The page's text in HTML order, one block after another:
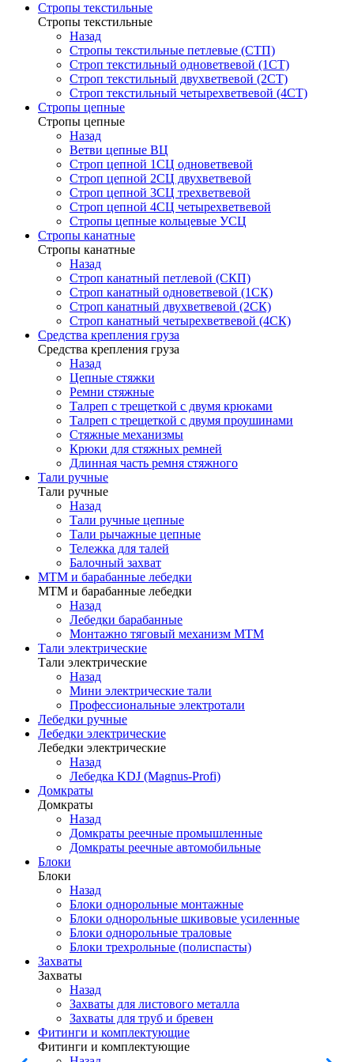
Стропы текстильные
Стропы текстильные
Назад
Стропы текстильные петлевые (СТП)
Строп текстильный одноветвевой (1СТ)
Строп текстильный двухветвевой (2СТ)
Строп текстильный четырехветвевой (4СТ)
Стропы цепные
Стропы цепные
Назад
Ветви цепные ВЦ
Строп цепной 1СЦ одноветвевой
Строп цепной 2СЦ двухветвевой
Строп цепной 3СЦ трехветвевой
Строп цепной 4СЦ четырехветвевой
Стропы цепные кольцевые УСЦ
Стропы канатные
Стропы канатные
Назад
Строп канатный петлевой (СКП)
Строп канатный одноветвевой (1СК)
Строп канатный двухветвевой (2СК)
Строп канатный четырехветвевой (4СК)
Средства крепления груза
Средства крепления груза
Назад
Цепные стяжки
Ремни стяжные
Талреп с трещеткой с двумя крюками
Талреп с трещеткой с двумя проушинами
Стяжные механизмы
Крюки для стяжных ремней
Длинная часть ремня стяжного
Тали ручные
Тали ручные
Назад
Тали ручные цепные
Тали рычажные цепные
Тележка для талей
Балочный захват
МТМ и барабанные лебедки
МТМ и барабанные лебедки
Назад
Лебедки барабанные
Монтажно тяговый механизм МТМ
Тали электрические
Тали электрические
Назад
Мини электрические тали
Профессиональные электротали
Лебедки ручные
Лебедки электрические
Лебедки электрические
Назад
Лебедка KDJ (Magnus-Profi)
Домкраты
Домкраты
Назад
Домкраты реечные промышленные
Домкраты реечные автомобильные
Блоки
Блоки
Назад
Блоки однорольные монтажные
Блоки однорольные шкивовые усиленные
Блоки однорольные траловые
Блоки трехрольные (полиспасты)
Захваты
Захваты
Назад
Захваты для листового металла
Захваты для труб и бревен
Фитинги и комплектующие
Фитинги и комплектующие